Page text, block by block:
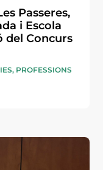
Passeres,
i Escola
del Concurs
, PROFESSIONS